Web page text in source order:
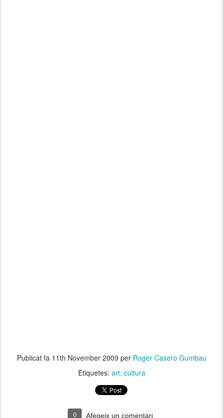
Publicat fa 11th November 2009 per Roger Casero Gumbau
Etiquetes: art cultura
0 Afegeix un comentari